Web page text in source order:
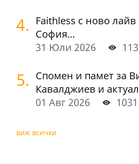
4. Faithless с ново
София...
31 Юли 2026
5. Спомен и памет за
Кавалджиев и
01 Авг 2026
1031
виж всички